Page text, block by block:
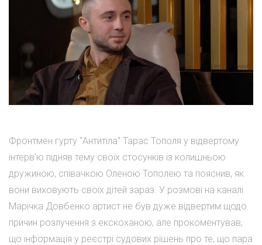
Фронтмен гурту "Антитіла" Тарас Тополя у відвертому
інтерв'ю підняв тему своїх стосунків із колишньою
дружиною, співачкою Оленою Тополею та пояснив, як
вони виховують своїх дітей зараз. У розмові на каналі
Марічка Довбенко артист не був дуже відвертим щодо
причин розлучення з екскоханою, але прокоментував,
що інформація у реєстрі судових рішень про те, що пара